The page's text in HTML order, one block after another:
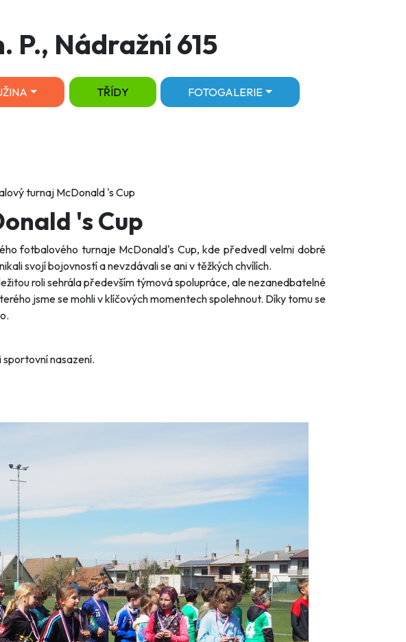
P., Nádražní 615
TŘÍDY FOTOGALERIE
turnaj McDonald 's Cup
's Cup
fotbalového turnaje McDonald's Cup, kde předvedl velmi dobré
svojí bojovností a nevzdávali se ani v těžkých chvílích.
roli sehrála především týmová spolupráce, ale nezanedbatelné
jsme se mohli v klíčových momentech spolehnout. Díky tomu se
nasazení.